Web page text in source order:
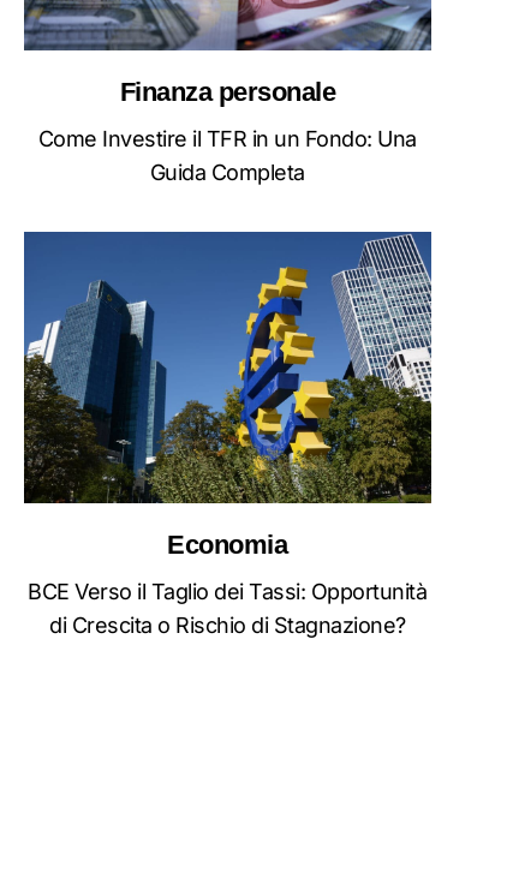
Finanza personale
Come Investire il TFR in un Fondo: Una
Guida Completa
Economia
BCE Verso il Taglio dei Tassi: Opportunità
di Crescita o Rischio di Stagnazione?